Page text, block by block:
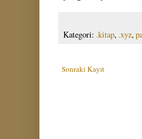
Kategori: .kitap, .xyz,
Sonraki Kayıt